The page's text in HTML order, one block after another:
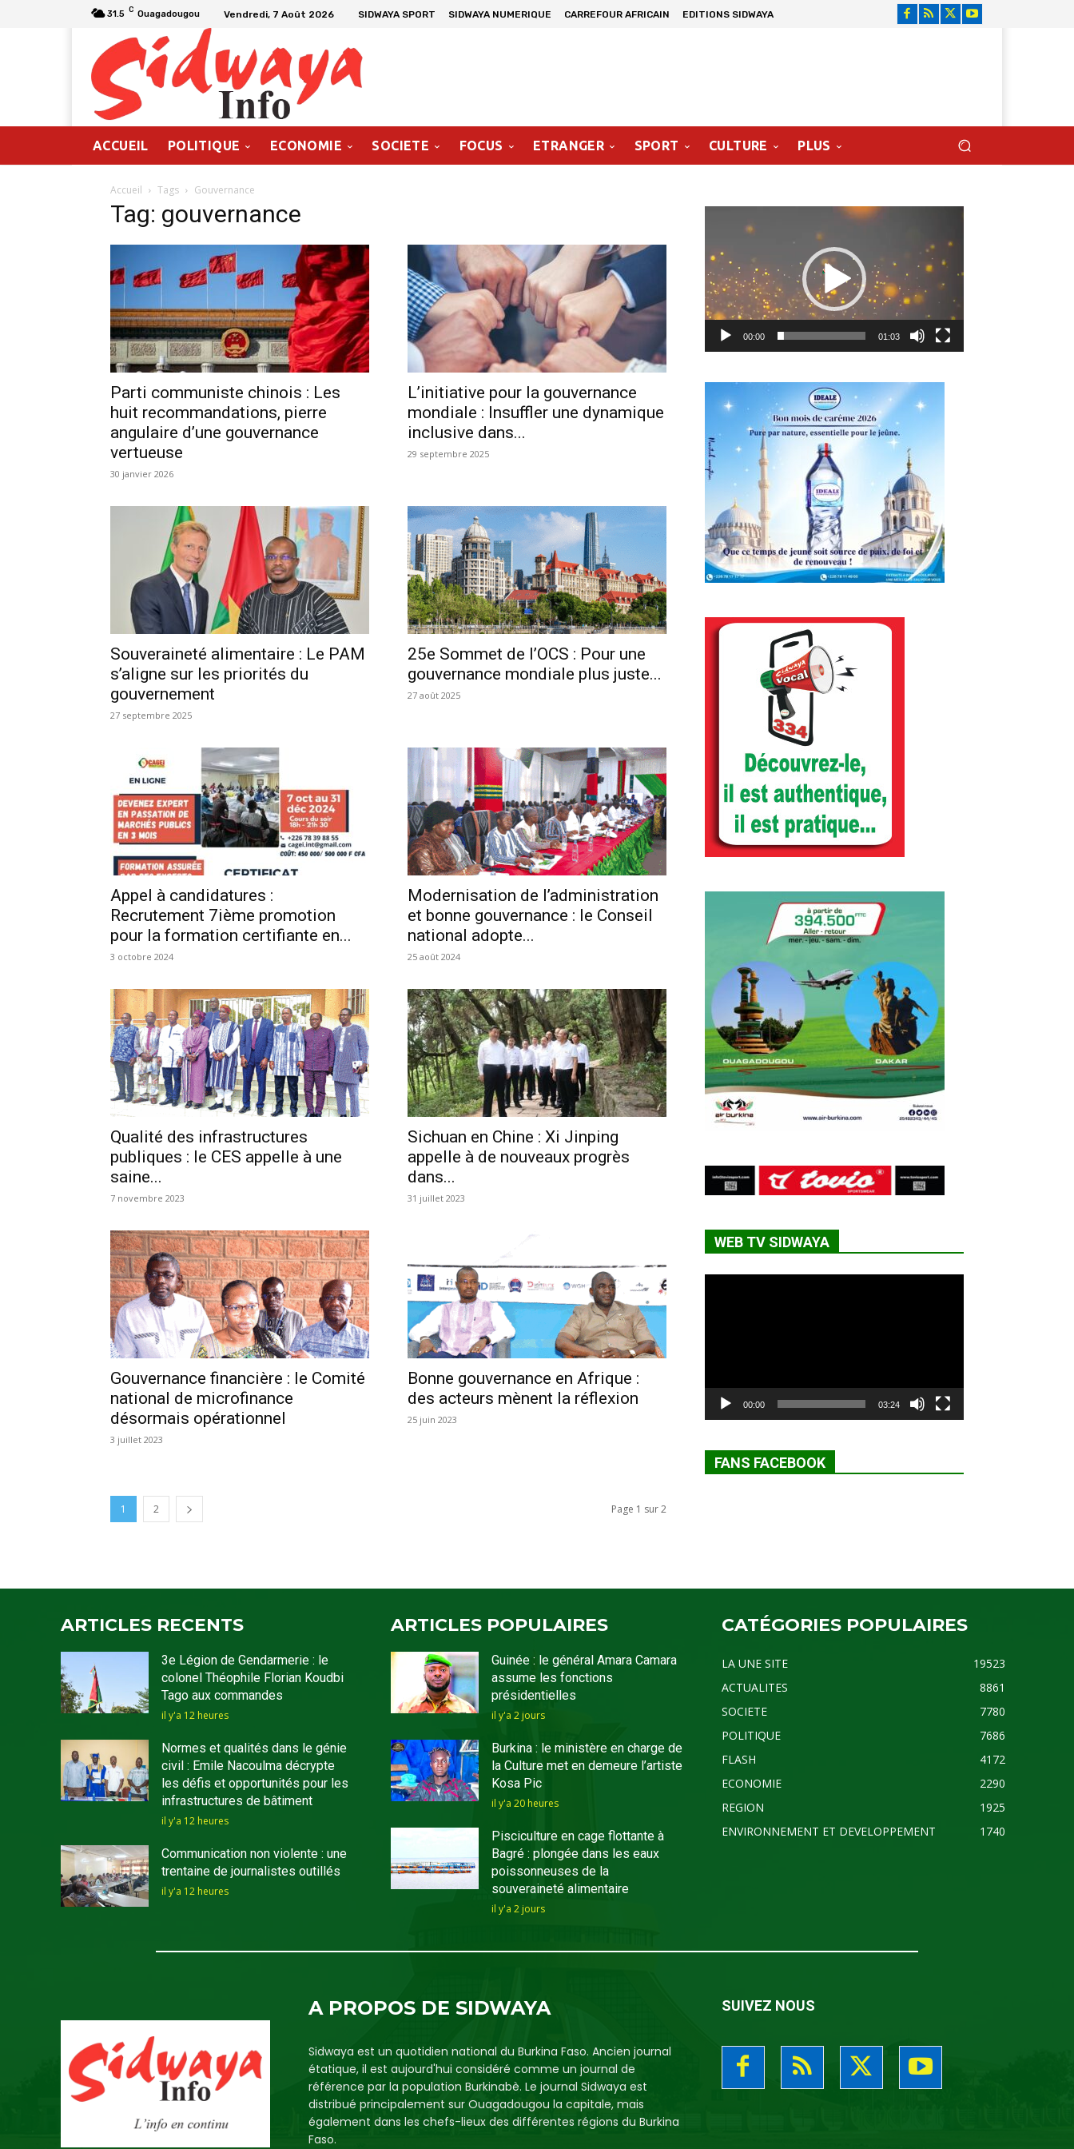
31.5 C Ouagadougou Vendredi, 7 Août 2026 SIDWAYA SPORT SIDWAYA NUMERIQUE CARREFOUR AFRICAIN EDITIONS SIDWAYA
ACCUEIL POLITIQUE ECONOMIE SOCIETE FOCUS ETRANGER SPORT CULTURE PLUS
Accueil Tags Gouvernance
Tag: gouvernance
Parti communiste chinois : Les
huit recommandations, pierre
angulaire d’une gouvernance
vertueuse
30 janvier 2026
L’initiative pour la gouvernance
mondiale : Insuffler une dynamique
inclusive dans...
29 septembre 2025
Souveraineté alimentaire : Le PAM
s’aligne sur les priorités du
gouvernement
27 septembre 2025
25e Sommet de l’OCS : Pour une
gouvernance mondiale plus juste...
27 août 2025
Appel à candidatures :
Recrutement 7ième promotion
pour la formation certifiante en...
3 octobre 2024
Modernisation de l’administration
et bonne gouvernance : le Conseil
national adopte...
25 août 2024
Qualité des infrastructures
publiques : le CES appelle à une
saine...
7 novembre 2023
Sichuan en Chine : Xi Jinping
appelle à de nouveaux progrès
dans...
31 juillet 2023
Gouvernance financière : le Comité
national de microfinance
désormais opérationnel
3 juillet 2023
Bonne gouvernance en Afrique :
des acteurs mènent la réflexion
25 juin 2023
1 2 Page 1 sur 2
00:00 01:03
WEB TV SIDWAYA
00:00 03:24
FANS FACEBOOK
ARTICLES RECENTS
3e Légion de Gendarmerie : le
colonel Théophile Florian Koudbi
Tago aux commandes
il y'a 12 heures
Normes et qualités dans le génie
civil : Emile Nacoulma décrypte
les défis et opportunités pour les
infrastructures de bâtiment
il y'a 12 heures
Communication non violente : une
trentaine de journalistes outillés
il y'a 12 heures
ARTICLES POPULAIRES
Guinée : le général Amara Camara
assume les fonctions
présidentielles
il y'a 2 jours
Burkina : le ministère en charge de
la Culture met en demeure l’artiste
Kosa Pic
il y'a 20 heures
Pisciculture en cage flottante à
Bagré : plongée dans les eaux
poissonneuses de la
souveraineté alimentaire
il y'a 2 jours
CATÉGORIES POPULAIRES
LA UNE SITE
19523
ACTUALITES
8861
SOCIETE
7780
POLITIQUE
7686
FLASH
4172
ECONOMIE
2290
REGION
1925
ENVIRONNEMENT ET DEVELOPPEMENT
1740
A PROPOS DE SIDWAYA
Sidwaya est un quotidien national du Burkina Faso. Ancien journal
étatique, il est aujourd'hui considéré comme un journal de
référence par la population Burkinabè. Le journal Sidwaya est
distribué principalement sur Ouagadougou la capitale, mais
également dans les chefs-lieux des différentes régions du Burkina
Faso.
SUIVEZ NOUS